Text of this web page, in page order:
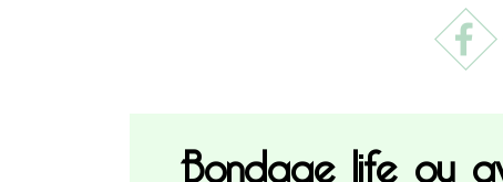
Bondage life ou